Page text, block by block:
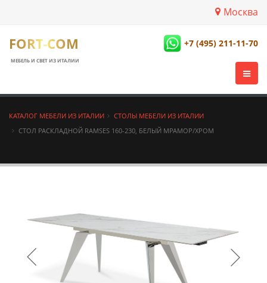
Москва
FORT-COM
МЕБЕЛЬ И СВЕТ ИЗ ИТАЛИИ
+7 (495) 211-11-70
КАТАЛОГ МЕБЕЛИ ИЗ ИТАЛИИ
СТОЛЫ МЕБЕЛИ ИЗ ИТАЛИИ
СТОЛ РАСКЛАДНОЙ RAMSES 160-230, БЕЛЫЙ МРАМОР/ХРОМ